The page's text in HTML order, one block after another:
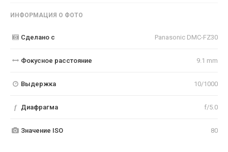
ИНФОРМАЦИЯ О ФОТО
Сделано с Panasonic DMC-FZ30
Фокусное расстояние 9.1 mm
Выдержка 10/1000
f Диафрагма f/5.0
Значение ISO 80